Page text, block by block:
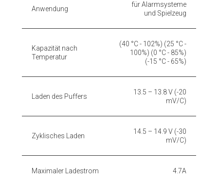
Anwendung
für Alarmsysteme
und Spielzeug
Kapazität nach
Temperatur
(40 °C - 102%) (25 °C -
100%) (0 °C - 85%)
(-15 °C - 65%)
Laden des Puffers
13.5 – 13.8 V (-20
mV/C)
Zyklisches Laden
14.5 – 14.9 V (-30
mV/C)
Maximaler Ladestrom 4.7A